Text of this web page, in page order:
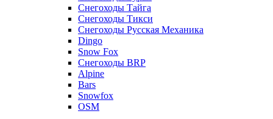
Снегоходы Тайга
Снегоходы Тикси
Снегоходы Русская Механика
Dingo
Snow Fox
Снегоходы BRP
Alpine
Bars
Snowfox
OSM